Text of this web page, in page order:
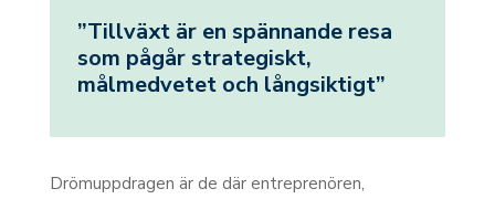
”Tillväxt är en spännande resa
som pågår strategiskt,
målmedvetet och långsiktigt”
Drömuppdragen är de där entreprenören,